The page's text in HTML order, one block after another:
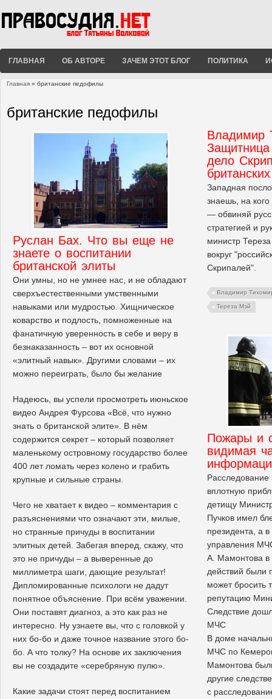
ГЛАВНАЯ ОБ АВТОРЕ ЗАЧЕМ ЭТОТ БЛОГ ПОЛИТИКА
Главная » британские педофилы
британские педофилы
Руслан Бах. Что вы еще не
знаете о воспитании
британской элиты
Они умны, но не умнее нас, и не обладают
сверхъестественными умственными
навыками или мудростью. Хищническое
коварство и подлость, помноженные на
фанатичную уверенность в себе и веру в
безнаказанность – вот их основной
«элитный навык». Другими словами – их
можно переиграть, было бы желание
Надеюсь, вы успели просмотреть июньское
видео Андрея Фурсова «Всë, что нужно
знать о британской элите». В нём
содержится секрет – который позволяет
маленькому островному государство более
400 лет ломать через колено и грабить
крупные и сильные страны.
Чего не хватает к видео – комментария с
разъяснениями что означают эти, милые,
но странные причуды в воспитании
элитных детей. Забегая вперед, скажу, что
это не причуды – а выверенные до
миллиметра шаги, дающие результат!
Дипломированные психологи не дадут
понятное объяснение. При всём уважении.
Они поставят диагноз, а это как раз не
интересно. Ну узнаете вы, что с головкой у
них бо-бо и даже точное название этого бо-
бо. А что толку? На основе их заключения
вы не создадите «серебряную пулю».
Какие задачи стоят перед воспитанием
Владимир
дело
Западная
знаешь, на кого
— обвиняй
стратегией и
министр
вокруг
Скрипалей".
Владимир
Тереза Мэй
Пожары и
видимая
Расследование
вплотную
детищу
Пучков имел
президента, а
управления
А. Мамонтова в
действий были
может бросить
репутацию
Следствие
МЧС
В доме
МЧС по
Мамонтова
другие
с